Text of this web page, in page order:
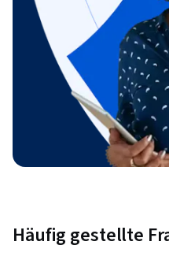
Häufig gestellte